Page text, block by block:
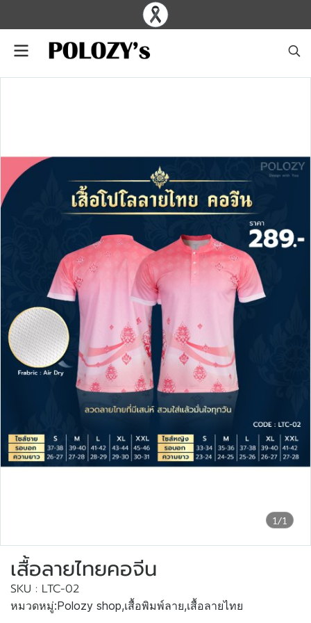
1/1
เสื้อลายไทยคอจีน
SKU : LTC-02
หมวดหมู่:Polozy shop,เสื้อพิมพ์ลาย,เสื้อลายไทย